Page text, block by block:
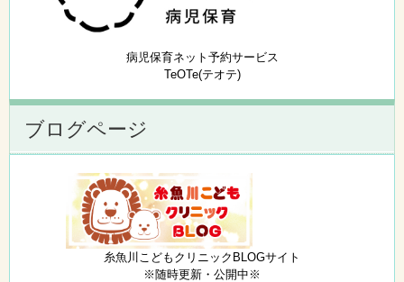
病児保育ネット予約サービス
TeOTe(テオテ)
ブログページ
糸魚川こどもクリニックBLOGサイト
※随時更新・公開中※